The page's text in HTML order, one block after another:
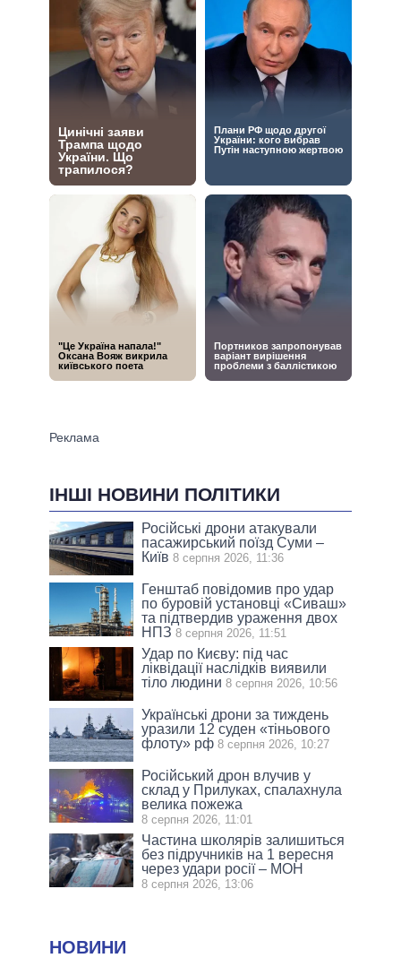
ІНШІ НОВИНИ ПОЛІТИКИ
Російські дрони атакували
пасажирський поїзд Суми –
Київ 8 серпня 2026, 11:36
Генштаб повідомив про удар
по буровій установці «Сиваш»
та підтвердив ураження двох
НПЗ 8 серпня 2026, 11:51
Удар по Києву: під час
ліквідації наслідків виявили
тіло людини 8 серпня 2026, 10:56
Українські дрони за тиждень
уразили 12 суден «тіньового
флоту» рф 8 серпня 2026, 10:27
Російський дрон влучив у
склад у Прилуках, спалахнула
велика пожежа
8 серпня 2026, 11:01
Частина школярів залишиться
без підручників на 1 вересня
через удари росії – МОН
8 серпня 2026, 13:06
НОВИНИ